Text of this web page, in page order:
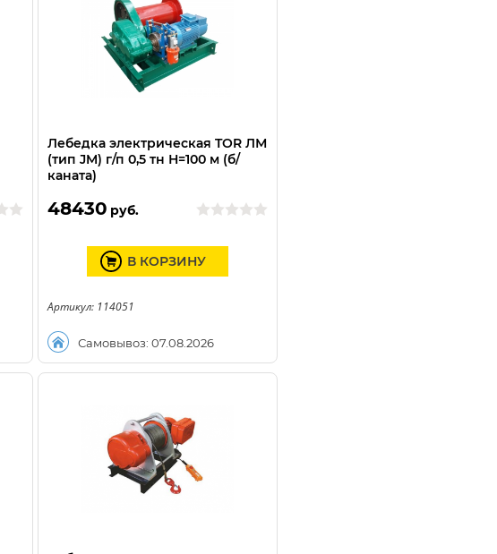
Лебедка электрическая TOR ЛМ
(тип JM) г/п 0,5 тн Н=100 м (б/
каната)
48430 руб.
Самовывоз: 07.08.2026
В КОРЗИНУ
Артикул: 114051